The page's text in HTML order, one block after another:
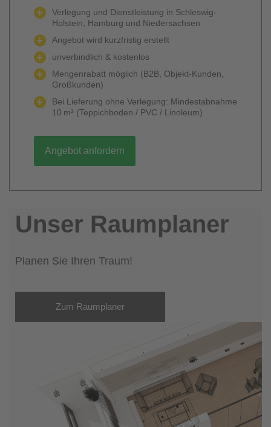
Verlegung und Dienstleistung in Schleswig-
Holstein, Hamburg und Niedersachsen
Angebot wird kurzfristig erstellt
unverbindlich & kostenlos
Mengenrabatt möglich (B2B, Objekt-Kunden,
Großkunden)
Bei Lieferung ohne Verlegung: Mindestabnahme
10 m² (Teppichboden / PVC / Linoleum)
Angebot anfordern
Unser Raumplaner
Planen Sie Ihren Traum!
Zum Raumplaner